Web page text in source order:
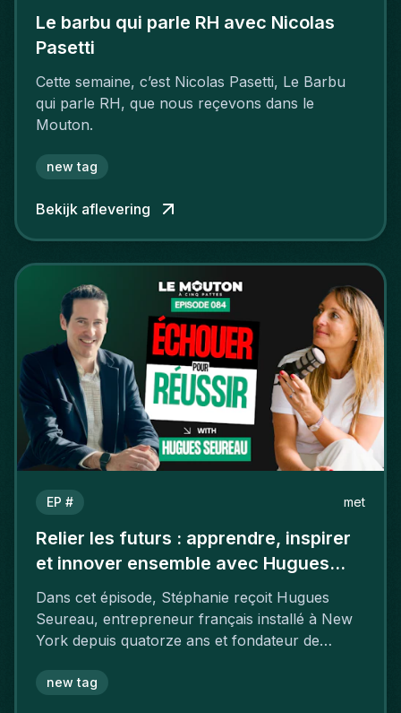
Le barbu qui parle RH avec Nicolas
Pasetti
Cette semaine, c’est Nicolas Pasetti, Le Barbu
qui parle RH, que nous reçevons dans le
Mouton.
new tag
Bekijk aflevering
EP # met
Relier les futurs : apprendre, inspirer
et innover ensemble avec Hugues
Seureau
Dans cet épisode, Stéphanie reçoit Hugues
Seureau, entrepreneur français installé à New
York depuis quatorze ans et fondateur de
new tag